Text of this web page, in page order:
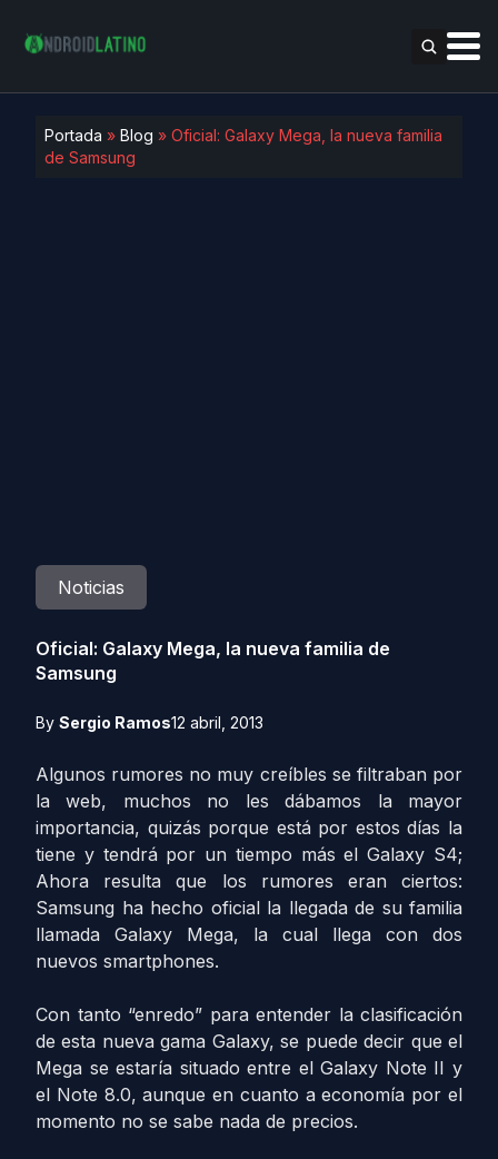
Portada » Blog » Oficial: Galaxy Mega, la nueva familia
de Samsung
Noticias
Oficial: Galaxy Mega, la nueva familia de
Samsung
By Sergio Ramos12 abril, 2013
Algunos rumores no muy creíbles se filtraban por
la web, muchos no les dábamos la mayor
importancia, quizás porque está por estos días la
tiene y tendrá por un tiempo más el Galaxy S4;
Ahora resulta que los rumores eran ciertos:
Samsung ha hecho oficial la llegada de su familia
llamada Galaxy Mega, la cual llega con dos
nuevos smartphones.
Con tanto “enredo” para entender la clasificación
de esta nueva gama Galaxy, se puede decir que el
Mega se estaría situado entre el Galaxy Note II y
el Note 8.0, aunque en cuanto a economía por el
momento no se sabe nada de precios.